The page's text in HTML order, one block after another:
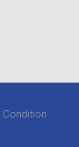
Condition